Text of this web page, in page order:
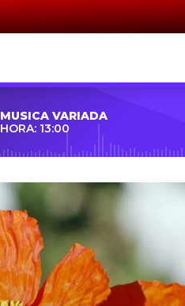
MUSICA VARIADA
HORA: 13:00